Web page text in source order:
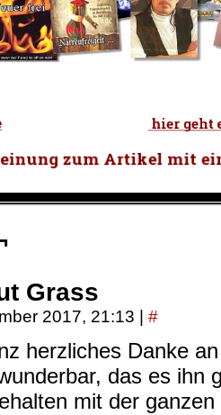
Grass
2017, 21:13 #
herzliches Danke
das es ihn
mit der